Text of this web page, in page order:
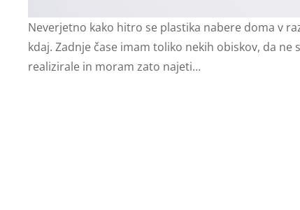
Neverjetno kako hitro se plastika nabere doma v
kdaj. Zadnje čase imam toliko nekih obiskov, da
realizirale in moram zato najeti…